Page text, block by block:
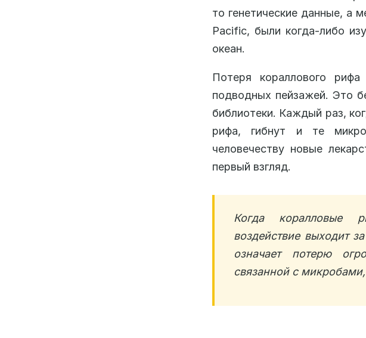
то генетические данные, а
Pacific, были когда-либо
океан.
Потеря кораллового
подводных пейзажей. Это
библиотеки. Каждый раз,
рифа, гибнут и те
человечеству новые
первый взгляд.
Когда коралловые
воздействие выходит
означает потерю
связанной с